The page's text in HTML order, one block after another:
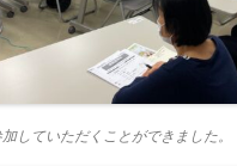
していただくことができました。